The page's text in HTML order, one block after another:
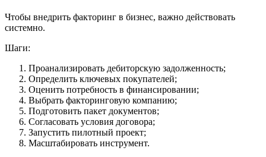
Чтобы внедрить факторинг в бизнес, важно действовать
системно.
Шаги:
Проанализировать дебиторскую задолженность;
Определить ключевых покупателей;
Оценить потребность в финансировании;
Выбрать факторинговую компанию;
Подготовить пакет документов;
Согласовать условия договора;
Запустить пилотный проект;
Масштабировать инструмент.